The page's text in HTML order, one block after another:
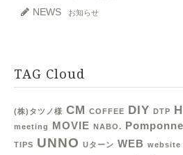
NEWS お知らせ
TAG Cloud
(株)タツノ様 CM COFFEE DIY DTP
meeting
MOVIE NABO.
TIPS UNNO Uターン WEB website